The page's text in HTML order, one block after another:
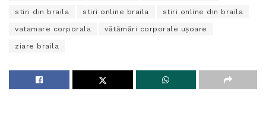
stiri din braila stiri online braila stiri online din braila
vatamare corporala vătămări corporale uşoare
ziare braila